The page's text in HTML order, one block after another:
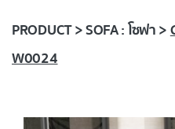
PRODUCT > SOFA : โซฟา >
W0024